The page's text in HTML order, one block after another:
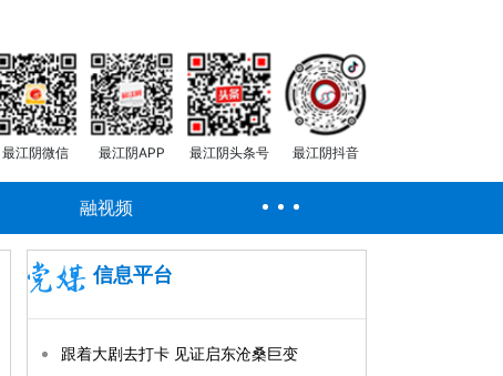
最江阴微信 最江阴APP 最江阴头条号 最江阴抖音
融视频
信息平台
跟着大剧去打卡 见证启东沧桑巨变